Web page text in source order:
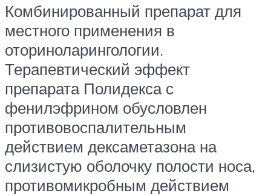
Комбинированный препарат для
местного применения в
оториноларингологии.
Терапевтический эффект
препарата Полидекса с
фенилэфрином обусловлен
противовоспалительным
действием дексаметазона на
слизистую оболочку полости носа,
противомикробным действием